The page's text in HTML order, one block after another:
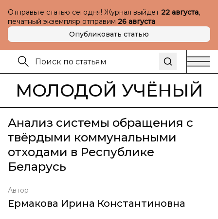
Отправьте статью сегодня! Журнал выйдет 22 августа,
печатный экземпляр отправим 26 августа
Опубликовать статью
МОЛОДОЙ УЧЁНЫЙ
Анализ системы обращения с
твёрдыми коммунальными
отходами в Республике
Беларусь
Автор
Ермакова Ирина Константиновна